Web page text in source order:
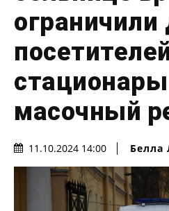
ограничили
масочный
11.10.2024 14:00 Белла